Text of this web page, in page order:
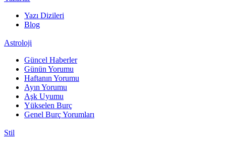
Yazı Dizileri
Blog
Astroloji
Güncel Haberler
Günün Yorumu
Haftanın Yorumu
Ayın Yorumu
Aşk Uyumu
Yükselen Burç
Genel Burç Yorumları
Stil